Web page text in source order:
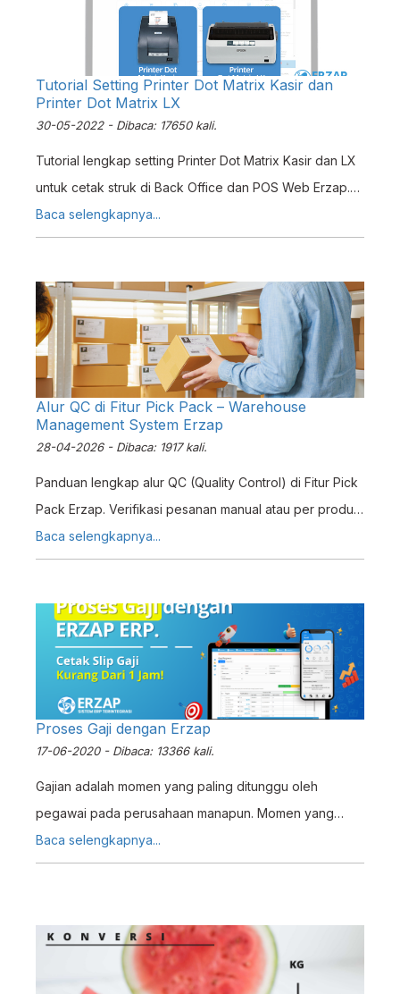
Konsinyasi dapat diterapkan. Ini dikarenakan ERZAP
menyediakan opsi Konsinyasi pada saat pembuatan
Faktur Pembelian.
Tutorial Setting Printer Dot Matrix Kasir dan
Printer Dot Matrix LX
30-05-2022 - Dibaca: 17650 kali.
Tutorial lengkap setting Printer Dot Matrix Kasir dan LX
untuk cetak struk di Back Office dan POS Web Erzap.
Panduan instalasi Java, QZ Tray, dan konfigurasi
printer.
Baca selengkapnya...
Alur QC di Fitur Pick Pack – Warehouse
Management System Erzap
28-04-2026 - Dibaca: 1917 kali.
Panduan lengkap alur QC (Quality Control) di Fitur Pick
Pack Erzap. Verifikasi pesanan manual atau per produk,
tangani QC tidak valid, dan reprocess pesanan dengan
mudah.
Baca selengkapnya...
Proses Gaji dengan Erzap
17-06-2020 - Dibaca: 13366 kali.
Gajian adalah momen yang paling ditunggu oleh
pegawai pada perusahaan manapun. Momen yang
umumnya terjadi sebulan sekali ini meliputi proses
pembayaran upah atas pekerjaan yang telah
HRD/Personalia dan Akunting, terutama jika dilakukan
secara manual tanpa bantuan Sistem. Sebab pada
Baca selengkapnya...